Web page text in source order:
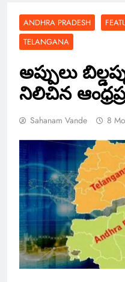
ANDHRA PRADESH
TELANGANA
అప్పులు
నిలిచిన
Sahanam Vande 8